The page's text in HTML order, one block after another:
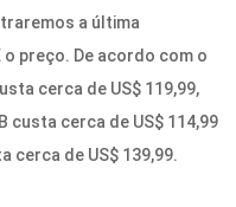
a última
preço. De acordo com o
cerca de US$ 119,99,
custa cerca de US$ 114,99
cerca de US$ 139,99.